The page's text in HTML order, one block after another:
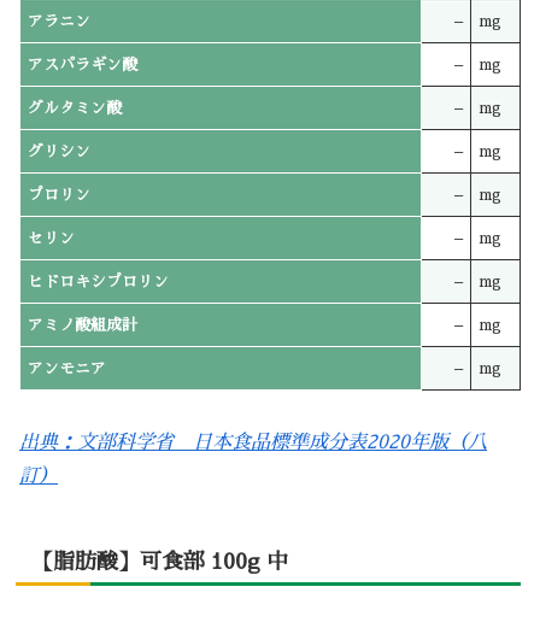
アラニン – mg
アスパラギン酸 – mg
グルタミン酸 – mg
グリシン – mg
プロリン – mg
セリン – mg
ヒドロキシプロリン – mg
アミノ酸組成計 – mg
アンモニア – mg
出典：文部科学省 日本食品標準成分表2020年版（八
訂）
【脂肪酸】可食部 100g 中